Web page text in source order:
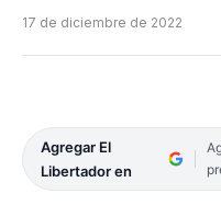
17 de diciembre de 2022
Agregar El
Libertador en